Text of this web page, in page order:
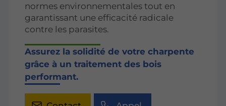
normes environnementales tout en
garantissant une efficacité radicale
contre les parasites.
Assurez la solidité de votre charpente
grâce à un traitement des bois
performant.